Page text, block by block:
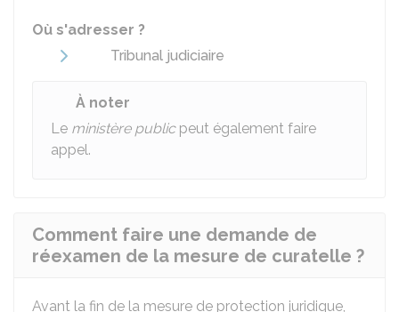
Où s'adresser ?
Tribunal judiciaire
À noter
Le ministère publicpeut également faire
appel.
Comment faire une demande de
réexamen de la mesure de curatelle ?
Avant la fin de la mesure de protection juridique,